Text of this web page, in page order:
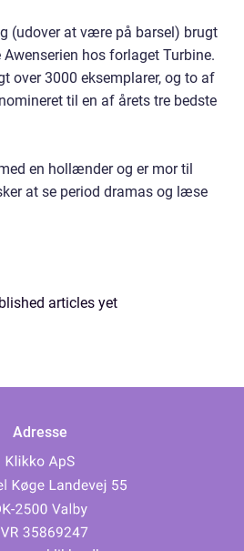
(udover at være på barsel) brugt
hos forlaget Turbine.
over 3000 eksemplarer, og to af
til en af årets tre bedste
en hollænder og er mor til
at se period dramas og læse
articles yet
Adresse